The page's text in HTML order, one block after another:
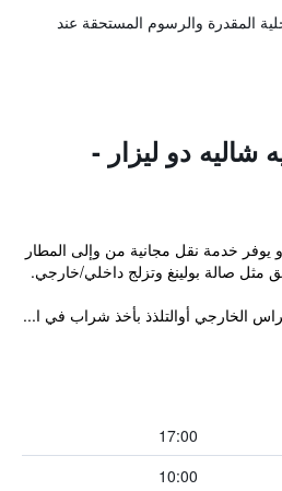
المقدرة والرسوم المستحقة عند
دو ليزار -
يوفر خدمة نقل مجانية من وإلى المطار
مثل صالة بولينغ وتزلج داخلي/خارجي.
الخارجي أوالتلذذ بأخذ شراب في ا...
17:00
10:00